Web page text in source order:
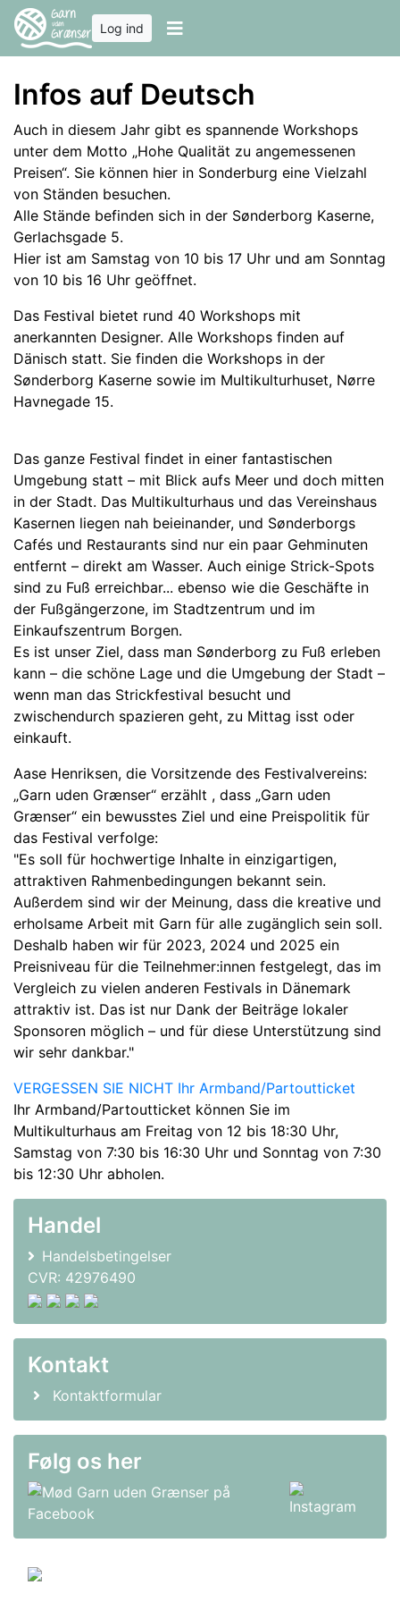
Log ind
Infos auf Deutsch
Auch in diesem Jahr gibt es spannende Workshops
unter dem Motto „Hohe Qualität zu angemessenen
Preisen“. Sie können hier in Sonderburg eine Vielzahl
von Ständen besuchen.
Alle Stände befinden sich in der Sønderborg Kaserne,
Gerlachsgade 5.
Hier ist am Samstag von 10 bis 17 Uhr und am Sonntag
von 10 bis 16 Uhr geöffnet.
Das Festival bietet rund 40 Workshops mit
anerkannten Designer. Alle Workshops finden auf
Dänisch statt. Sie finden die Workshops in der
Sønderborg Kaserne sowie im Multikulturhuset, Nørre
Havnegade 15.
Das ganze Festival findet in einer fantastischen
Umgebung statt – mit Blick aufs Meer und doch mitten
in der Stadt. Das Multikulturhaus und das Vereinshaus
Kasernen liegen nah beieinander, und Sønderborgs
Cafés und Restaurants sind nur ein paar Gehminuten
entfernt – direkt am Wasser. Auch einige Strick-Spots
sind zu Fuß erreichbar... ebenso wie die Geschäfte in
der Fußgängerzone, im Stadtzentrum und im
Einkaufszentrum Borgen.
Es ist unser Ziel, dass man Sønderborg zu Fuß erleben
kann – die schöne Lage und die Umgebung der Stadt –
wenn man das Strickfestival besucht und
zwischendurch spazieren geht, zu Mittag isst oder
einkauft.
Aase Henriksen, die Vorsitzende des Festivalvereins:
„Garn uden Grænser“ erzählt , dass „Garn uden
Grænser“ ein bewusstes Ziel und eine Preispolitik für
das Festival verfolge:
"Es soll für hochwertige Inhalte in einzigartigen,
attraktiven Rahmenbedingungen bekannt sein.
Außerdem sind wir der Meinung, dass die kreative und
erholsame Arbeit mit Garn für alle zugänglich sein soll.
Deshalb haben wir für 2023, 2024 und 2025 ein
Preisniveau für die Teilnehmer:innen festgelegt, das im
Vergleich zu vielen anderen Festivals in Dänemark
attraktiv ist. Das ist nur Dank der Beiträge lokaler
Sponsoren möglich – und für diese Unterstützung sind
wir sehr dankbar."
VERGESSEN SIE NICHT Ihr Armband/Partoutticket
Ihr Armband/Partoutticket können Sie im
Multikulturhaus am Freitag von 12 bis 18:30 Uhr,
Samstag von 7:30 bis 16:30 Uhr und Sonntag von 7:30
bis 12:30 Uhr abholen.
Handel
Handelsbetingelser
CVR: 42976490
Kontakt
Kontaktformular
Følg os her